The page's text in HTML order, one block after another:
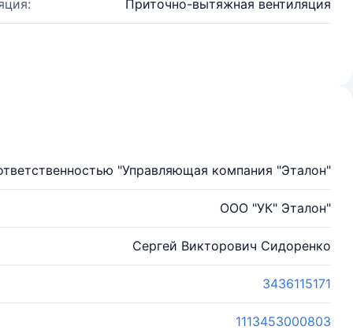
Приточно-вытяжная вентиляция
"Управляющая компания "Эталон"
ООО "УК" Эталон"
Сергей Викторович Сидоренко
3436115171
1113453000803